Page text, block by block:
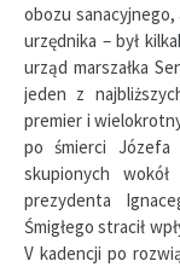
obozu
urzędnika – był
urząd marszałka
jeden z
premier i
po śmierci Józefa
skupionych
prezydenta
Śmigłego stracił
V kadencji po